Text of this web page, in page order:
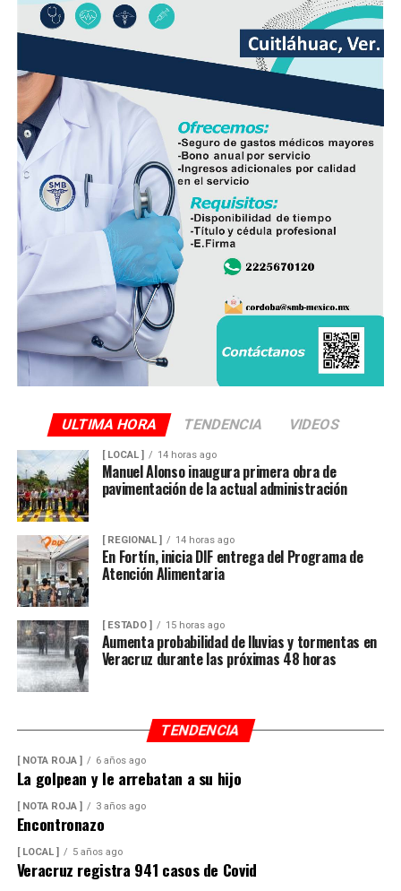
Con el nombramiento de Martínez Legarreta, la Guardia
Nacional busca mantener la estrategia de seguridad
desplegada en el estado y reforzar la coordinación con
las autoridades responsables de la seguridad pública.
ULTIMA HORA TENDENCIA VIDEOS
[ LOCAL ] 14 horas ago
Manuel Alonso inaugura primera obra de
pavimentación de la actual administración
[ REGIONAL ] 14 horas ago
En Fortín, inicia DIF entrega del Programa de
Atención Alimentaria
[ ESTADO ] 15 horas ago
Aumenta probabilidad de lluvias y tormentas en
Veracruz durante las próximas 48 horas
TENDENCIA
[ NOTA ROJA ] 6 años ago
La golpean y le arrebatan a su hijo
[ NOTA ROJA ] 3 años ago
Encontronazo
[ LOCAL ] 5 años ago
Veracruz registra 941 casos de Covid